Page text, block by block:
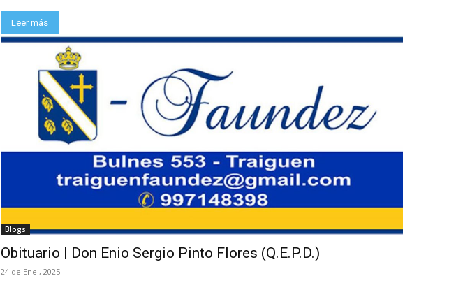
Leer más
Blogs
Obituario | Don Enio Sergio Pinto Flores (Q.E.P.D.)
24 de Ene , 2025